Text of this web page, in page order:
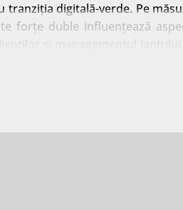
digitală-verde. Pe
forțe duble influențează